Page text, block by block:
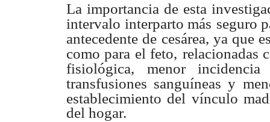
La importancia de esta
intervalo interparto más seguro
antecedente de cesárea, ya que
como para el feto, relacionadas
fisiológica, menor incidencia
transfusiones sanguíneas y
establecimiento del vínculo
del hogar.